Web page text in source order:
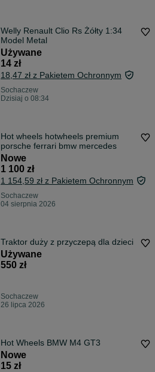
Welly Renault Clio Rs Żółty 1:34
Model Metal
Używane
14 zł
18,47 zł z Pakietem Ochronnym
Sochaczew
Dzisiaj o 08:34
Hot wheels hotwheels premium
porsche ferrari bmw mercedes
Nowe
1 100 zł
1 154,59 zł z Pakietem Ochronnym
Sochaczew
04 sierpnia 2026
Traktor duży z przyczepą dla dzieci
Używane
550 zł
Sochaczew
26 lipca 2026
Hot Wheels BMW M4 GT3
Nowe
15 zł